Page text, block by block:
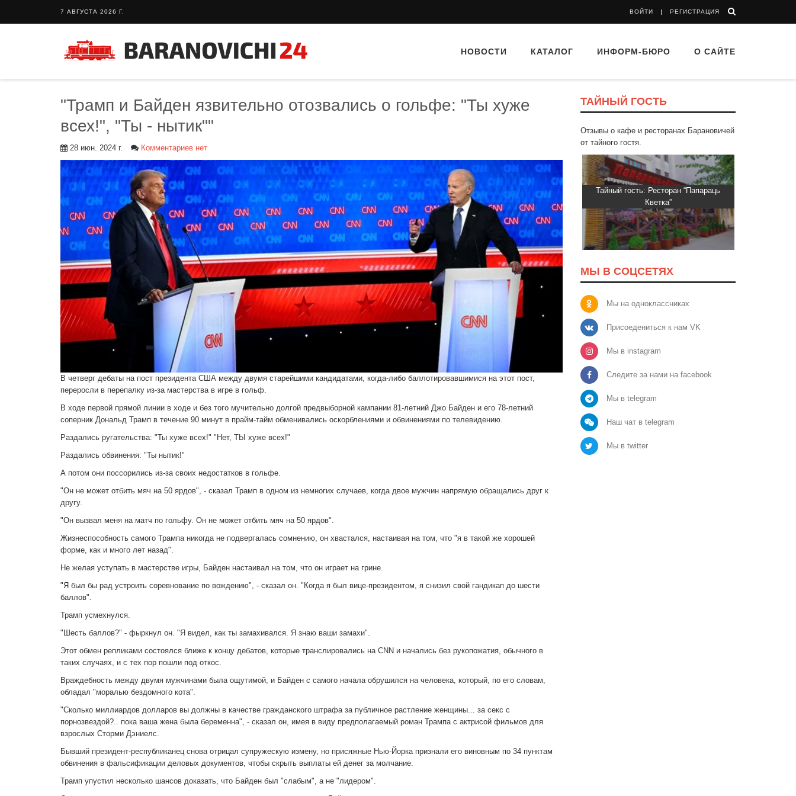
7 АВГУСТА 2026 Г. ВОЙТИ РЕГИСТРАЦИЯ
НОВОСТИ КАТАЛОГ ИНФОРМ-БЮРО О САЙТЕ
"Трамп и Байден язвительно отозвались о гольфе: "Ты хуже
всех!", "Ты - нытик""
28 июн. 2024 г. Комментариев нет
В четверг дебаты на пост президента США между двумя старейшими кандидатами, когда-либо баллотировавшимися на этот пост,
переросли в перепалку из-за мастерства в игре в гольф.
В ходе первой прямой линии в ходе и без того мучительно долгой предвыборной кампании 81-летний Джо Байден и его 78-летний
соперник Дональд Трамп в течение 90 минут в прайм-тайм обменивались оскорблениями и обвинениями по телевидению.
Раздались ругательства: "Ты хуже всех!" "Нет, ТЫ хуже всех!"
Раздались обвинения: "Ты нытик!"
А потом они поссорились из-за своих недостатков в гольфе.
"Он не может отбить мяч на 50 ярдов", - сказал Трамп в одном из немногих случаев, когда двое мужчин напрямую обращались друг к
другу.
"Он вызвал меня на матч по гольфу. Он не может отбить мяч на 50 ярдов".
Жизнеспособность самого Трампа никогда не подвергалась сомнению, он хвастался, настаивая на том, что "я в такой же хорошей
форме, как и много лет назад".
Не желая уступать в мастерстве игры, Байден настаивал на том, что он играет на грине.
"Я был бы рад устроить соревнование по вождению", - сказал он. "Когда я был вице-президентом, я снизил свой гандикап до шести
баллов".
Трамп усмехнулся.
"Шесть баллов?" - фыркнул он. "Я видел, как ты замахивался. Я знаю ваши замахи".
Этот обмен репликами состоялся ближе к концу дебатов, которые транслировались на CNN и начались без рукопожатия, обычного в
таких случаях, и с тех пор пошли под откос.
Враждебность между двумя мужчинами была ощутимой, и Байден с самого начала обрушился на человека, который, по его словам,
обладал "моралью бездомного кота".
"Сколько миллиардов долларов вы должны в качестве гражданского штрафа за публичное растление женщины... за секс с
порнозвездой?.. пока ваша жена была беременна", - сказал он, имея в виду предполагаемый роман Трампа с актрисой фильмов для
взрослых Сторми Дэниелс.
Бывший президент-республиканец снова отрицал супружескую измену, но присяжные Нью-Йорка признали его виновным по 34 пунктам
обвинения в фальсификации деловых документов, чтобы скрыть выплаты ей денег за молчание.
Трамп упустил несколько шансов доказать, что Байден был "слабым", а не "лидером".
ТАЙНЫЙ ГОСТЬ
Отзывы о кафе и ресторанах Барановичей
от тайного гостя.
Тайный гость: доставка Капибара
Тайный гость: Ресторан “Папараць
Кветка”
Тайный гость: Гастропаб “Drova”
МЫ В СОЦСЕТЯХ
Мы на одноклассниках
Присоедениться к нам VK
Мы в instagram
Следите за нами на facebook
Мы в telegram
Наш чат в telegram
Мы в twitter